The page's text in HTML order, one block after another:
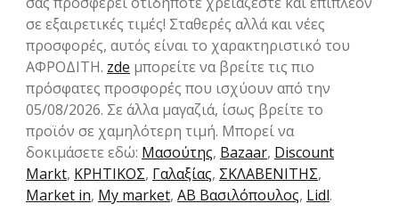
σε εξαιρετικές τιμές! Σταθερές αλλά και νέες
προσφορές, αυτός είναι το χαρακτηριστικό του
ΑΦΡΟΔΙΤΗ. zde μπορείτε να βρείτε τις πιο
πρόσφατες προσφορές που ισχύουν από την
05/08/2026. Σε άλλα μαγαζιά, ίσως βρείτε το
προϊόν σε χαμηλότερη τιμή. Μπορεί να
δοκιμάσετε εδώ: Μασούτης, Bazaar, Discount
Markt, ΚΡΗΤΙΚΟΣ, Γαλαξίας, ΣΚΛΑΒΕΝΙΤΗΣ,
Market in, My market, ΑΒ Βασιλόπουλος, Lidl.